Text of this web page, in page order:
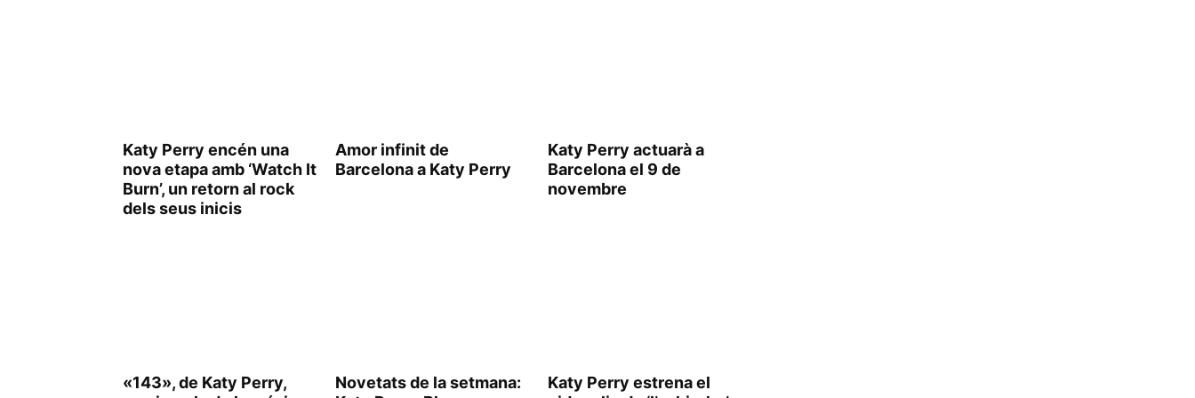
Katy Perry encén una
nova etapa amb ‘Watch It
Burn’, un retorn al rock
dels seus inicis
Amor infinit de
Barcelona a Katy Perry
Katy Perry actuarà a
Barcelona el 9 de
novembre
«143», de Katy Perry,
Novetats de la setmana:
Katy Perry estrena el